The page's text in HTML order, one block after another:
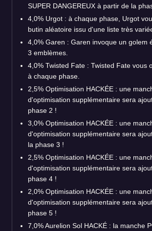
SUPER DANGEREUX à partir de la
4,0% Urgot : à chaque phase, Urgot
butin aléatoire issu d'une liste très
4,0% Garen : Garen invoque un golem
3 emblèmes.
4,0% Twisted Fate : Twisted Fate vous
à chaque phase.
2,5% Optimisation HACKÉE : une
d'optimisation supplémentaire sera
phase 2 !
3,0% Optimisation HACKÉE : une
d'optimisation supplémentaire sera
la phase 3 !
2,5% Optimisation HACKÉE : une
d'optimisation supplémentaire sera
phase 4 !
2,0% Optimisation HACKÉE : une
d'optimisation supplémentaire sera
phase 5 !
7,0% Aurelion Sol HACKÉ : la manche